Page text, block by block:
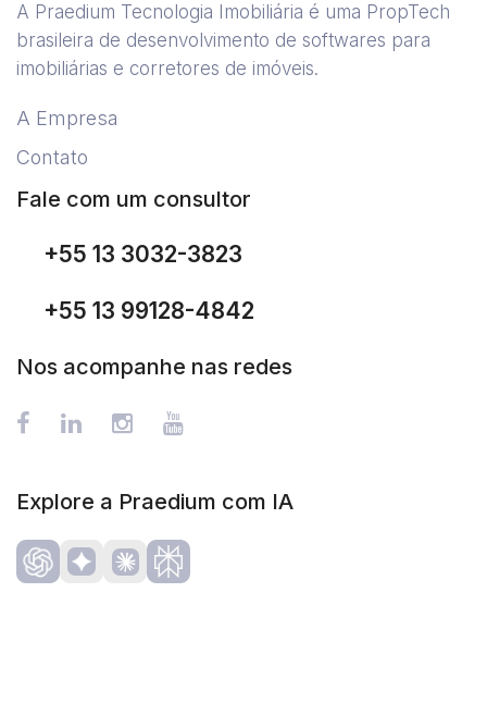
A Praedium Tecnologia Imobiliária é uma PropTech
brasileira de desenvolvimento de softwares para
imobiliárias e corretores de imóveis.
A Empresa
Contato
Fale com um consultor
+55 13 3032-3823
+55 13 99128-4842
Nos acompanhe nas redes
Explore a Praedium com IA